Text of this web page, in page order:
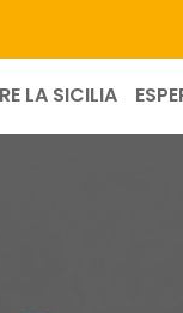
LA SICILIA